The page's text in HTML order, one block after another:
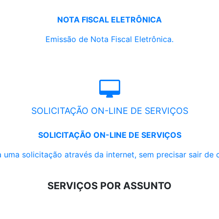
NOTA FISCAL ELETRÔNICA
Emissão de Nota Fiscal Eletrônica.
SOLICITAÇÃO ON-LINE DE SERVIÇOS
SOLICITAÇÃO ON-LINE DE SERVIÇOS
uma solicitação através da internet, sem precisar sair de
SERVIÇOS POR ASSUNTO